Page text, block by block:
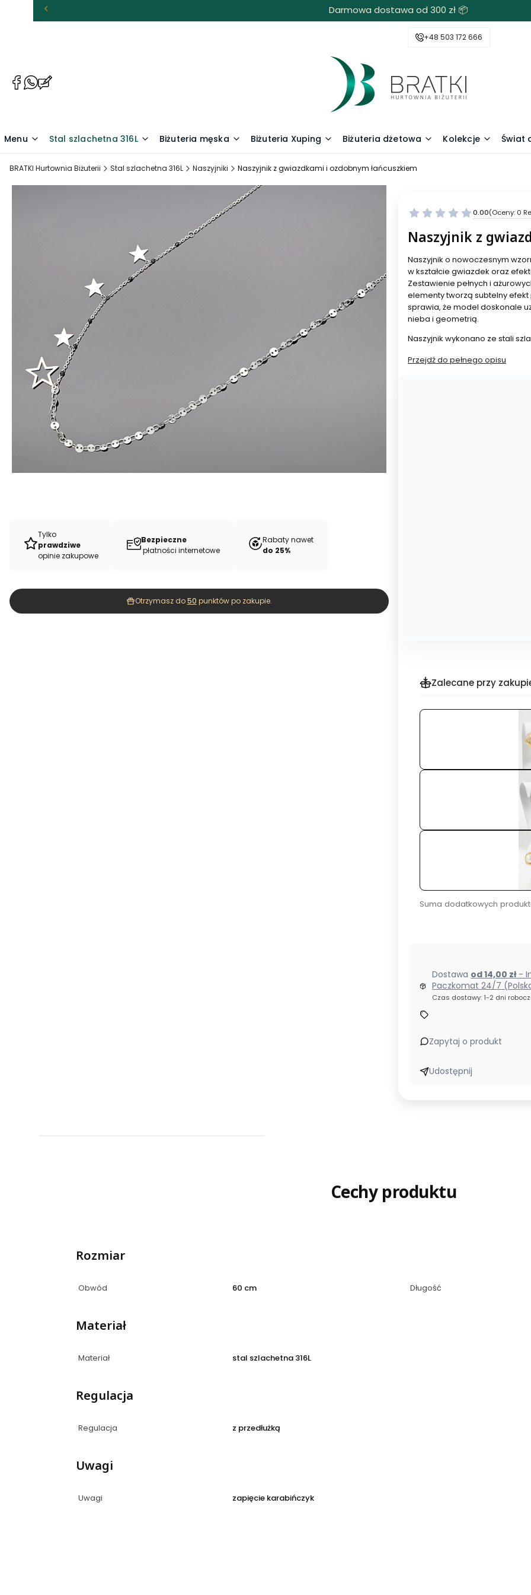
Darmowa dostawa od 300 zł 📦
+48 503 172 666
(Otwiera
karcie)
(Otwiera
karcie)
(Otwiera
karcie)
Menu Stal szlachetna 316L Biżuteria męska Biżuteria Xuping Biżuteria dżetowa Kolekcje Świat
BRATKI Hurtownia Biżuterii Stal szlachetna 316L Naszyjniki Naszyjnik z gwiazdkami i ozdobnym łańcuszkiem
Tylko
prawdziwe
opinie zakupowe
Bezpieczne
płatności internetowe
Rabaty nawet
do 25%
Otrzymasz do50 punktów po zakupie.
0.00(Oceny: 0
Naszyjnik z
Naszyjnik o nowoczesnym
w kształcie gwiazdek oraz
Zestawienie pełnych i
elementy tworzą subtelny
sprawia, że model doskonale
nieba i geometrią.
Naszyjnik wykonano ze stali
Przejdź do pełnego opisu
Zalecane przy
Suma dodatkowych
Dostawa od 14,00 zł -
Paczkomat 24/7
Czas dostawy: 1-2 dni
Zapytaj o produkt
Udostępnij
Cechy produktu
Rozmiar
Obwód 60 cm Długość
Materiał
Materiał stal szlachetna 316L
Regulacja
Regulacja z przedłużką
Uwagi
Uwagi zapięcie karabińczyk